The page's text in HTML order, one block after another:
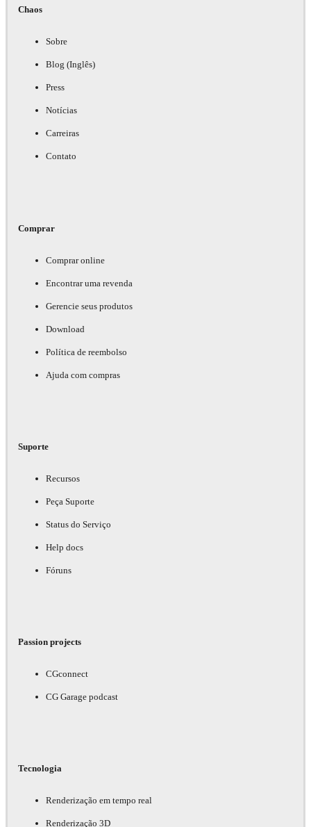
Chaos
Sobre
Blog (Inglês)
Press
Notícias
Carreiras
Contato
Comprar
Comprar online
Encontrar uma revenda
Gerencie seus produtos
Download
Política de reembolso
Ajuda com compras
Suporte
Recursos
Peça Suporte
Status do Serviço
Help docs
Fóruns
Passion projects
CGconnect
CG Garage podcast
Tecnologia
Renderização em tempo real
Renderização 3D